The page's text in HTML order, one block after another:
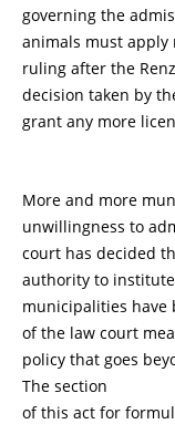
governing the
animals must apply
ruling after the
decision taken by
grant any more
More and more
unwillingness to
court has decided
authority to
municipalities have
of the law court
policy that goes
The section
of this act for